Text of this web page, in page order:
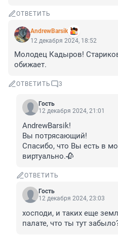
ОТВЕТИТЬ
AndrewBarsik
12 декабря 2024, 18:52
Молодец Кадыров!
обижает.
ОТВЕТИТЬ 3
Гость
12 декабря 2024, 21:01
AndrewBarsik!
Вы потрясающий!
Спасибо, что Вы есть в
виртуально.🥀
ОТВЕТИТЬ
Гость
12 декабря 2024, 23:03
хосподи, и таких еще
палате, что ты тут